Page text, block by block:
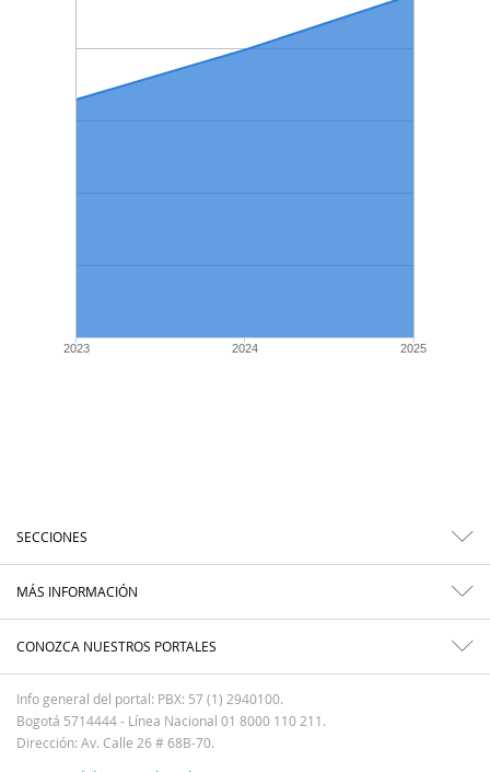
2023 2024 2025
SECCIONES
MÁS INFORMACIÓN
CONOZCA NUESTROS PORTALES
Info general del portal: PBX: 57 (1) 2940100.
Bogotá 5714444 - Línea Nacional 01 8000 110 211.
Dirección: Av. Calle 26 # 68B-70.